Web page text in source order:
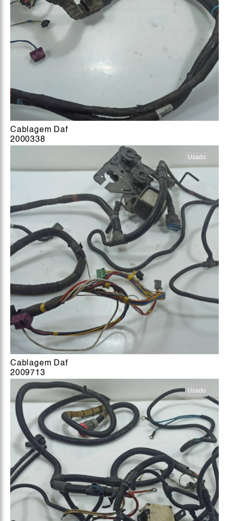
Cablagem Daf
2000338
Usado
Cablagem Daf
2009713
Usado